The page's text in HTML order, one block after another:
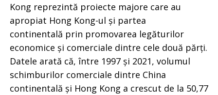
Kong reprezintă proiecte majore care au
apropiat Hong Kong-ul și partea
continentală prin promovarea legăturilor
economice și comerciale dintre cele două părți.
Datele arată că, între 1997 și 2021, volumul
schimburilor comerciale dintre China
continentală și Hong Kong a crescut de la 50,77